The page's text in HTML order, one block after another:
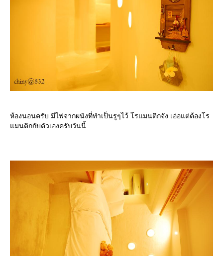
ห้องนอนครับ มีไฟจากผนังที่ทำเป็นรูๆไว้ โรแมนติกจัง เอ่อแต่ต้องโร
มนติกกับตัวเองครับวันนี้